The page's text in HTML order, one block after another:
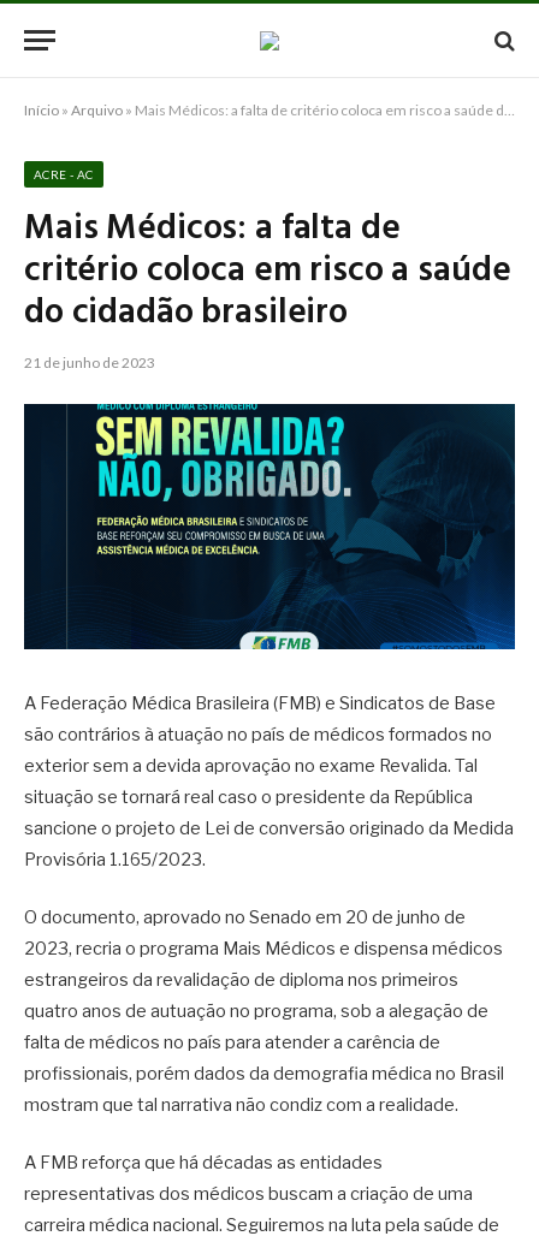
Início » Arquivo » Mais Médicos: a falta de critério coloca em risco a saúde do cidadão brasileiro
ACRE - AC
Mais Médicos: a falta de
critério coloca em risco a saúde
do cidadão brasileiro
21 de junho de 2023
A Federação Médica Brasileira (FMB) e Sindicatos de Base
são contrários à atuação no país de médicos formados no
exterior sem a devida aprovação no exame Revalida. Tal
situação se tornará real caso o presidente da República
sancione o projeto de Lei de conversão originado da Medida
Provisória 1.165/2023.
O documento, aprovado no Senado em 20 de junho de
2023, recria o programa Mais Médicos e dispensa médicos
estrangeiros da revalidação de diploma nos primeiros
quatro anos de autuação no programa, sob a alegação de
falta de médicos no país para atender a carência de
profissionais, porém dados da demografia médica no Brasil
mostram que tal narrativa não condiz com a realidade.
A FMB reforça que há décadas as entidades
representativas dos médicos buscam a criação de uma
carreira médica nacional. Seguiremos na luta pela saúde de